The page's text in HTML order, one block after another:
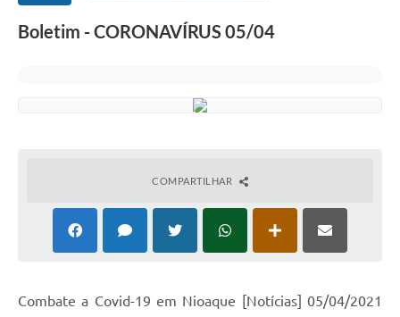
Boletim - CORONAVÍRUS 05/04
COMPARTILHAR
Combate a Covid-19 em Nioaque [Notícias] 05/04/2021